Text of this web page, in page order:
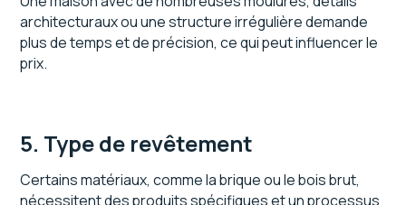
architecturaux ou une structure irrégulière demande
plus de temps et de précision, ce qui peut influencer le
prix.
5. Type de revêtement
Certains matériaux, comme la brique ou le bois brut,
nécessitent des produits spécifiques et un processus